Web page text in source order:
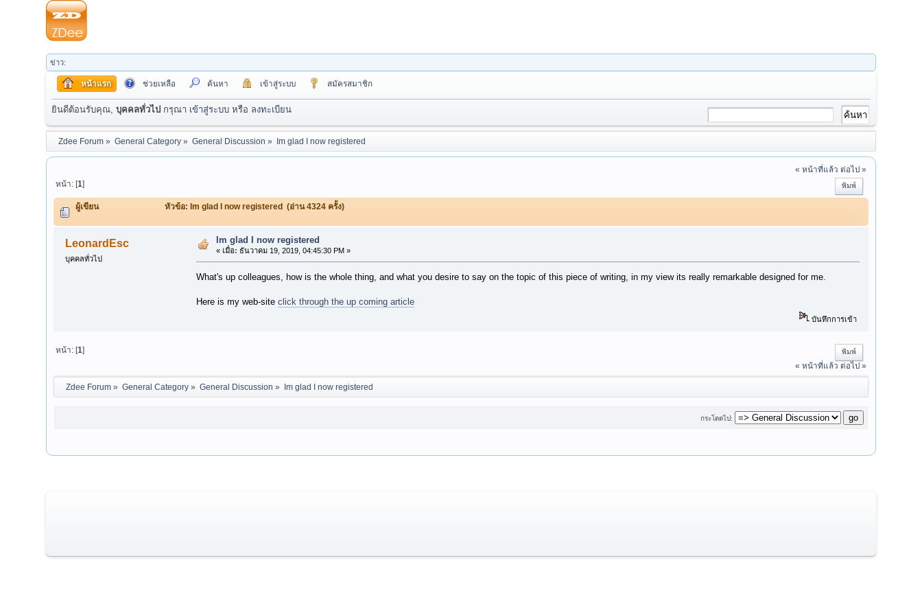
ข่าว:
หน้าแรก ช่วยเหลือ ค้นหา เข้าสู่ระบบ สมัครสมาชิก
ยินดีต้อนรับคุณ,บุคคลทั่วไป กรุณา เข้าสู่ระบบ หรือ ลงทะเบียน
Zdee Forum» General Category» General Discussion » Im glad I now registered
« หน้าที่แล้ว ต่อไป »
พิมพ์
หน้า: [1]
ผู้เขียน หัวข้อ: Im glad I now registered (อ่าน 4324 ครั้ง)
LeonardEsc
บุคคลทั่วไป
Im glad I now registered
« เมื่อ: ธันวาคม 19, 2019, 04:45:30 PM »
What's up colleagues, how is the whole thing, and what you desire to say on the topic of this piece of writing, in my view its really remarkable designed for me.
Here is my web-siteclick through the up coming article
บันทึกการเข้า
พิมพ์
หน้า: [1]
« หน้าที่แล้ว ต่อไป »
Zdee Forum» General Category» General Discussion » Im glad I now registered
กระโดดไป: